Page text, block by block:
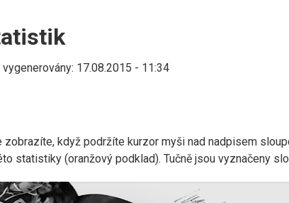
17.08.2015 - 11:34
když podržíte kurzor myši nad nadpisem
statistiky (oranžový podklad). Tučně jsou vyznačeny